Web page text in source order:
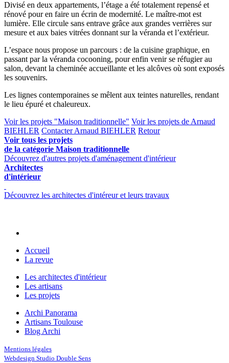
Divisé en deux appartements, l’étage a été totalement repensé et
rénové pour en faire un écrin de modernité. Le maître-mot est
lumière. Elle circule sans entrave grâce aux grandes verrières sur
mesure et aux baies vitrées donnant sur la véranda et l’extérieur.
L’espace nous propose un parcours : de la cuisine graphique, en
passant par la véranda cocooning, pour enfin venir se réfugier au
salon, devant la cheminée accueillante et les alcôves où sont exposés
les souvenirs.
Les lignes contemporaines se mêlent aux teintes naturelles, rendant
le lieu épuré et chaleureux.
Voir les projets "Maison traditionnelle" Voir les projets de Arnaud
BIEHLER Contacter Arnaud BIEHLER Retour
Voir tous les projets
de la catégorie Maison traditionnelle
Découvrez d'autres projets d'aménagement d'intérieur
Architectes
d'intérieur
Découvrez les architectes d'intéreur et leurs travaux
Accueil
La revue
Les architectes d'intérieur
Les artisans
Les projets
Archi Panorama
Artisans Toulouse
Blog Archi
Mentions légales
Webdesign Studio Double Sens